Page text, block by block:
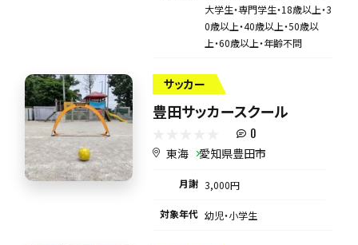
大学生・専門学生・18歳以上・3
0歳以上・40歳以上・50歳以
上・60歳以上・年齢不問
サッカー
豊田サッカースクール
0
東海 愛知県豊田市
月謝 3,000円
対象年代 幼児・小学生